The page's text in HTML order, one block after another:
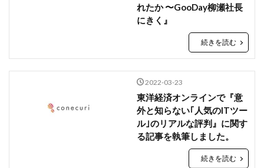
れたか 〜GooDay柳瀬社長
にきく』
続きを読む
2022-03-23
東洋経済オンラインで『意
外と知らない｢人気のITツー
ル｣のリアルな評判』に関す
る記事を執筆しました。
続きを読む